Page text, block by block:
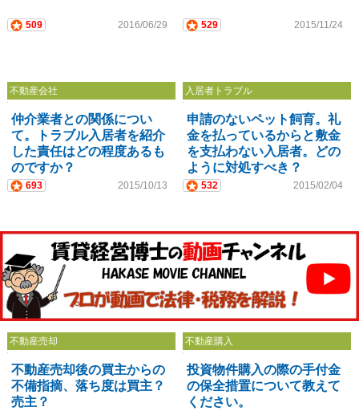
509 2016/06/29 529 2015/11/24
不動産会社
仲介業者との関係につい
て。トラブル入居者を紹介
した責任はどの程度あるも
のですか？
693 2015/10/13
入居者トラブル
申請のないペット飼育。礼
金を払っているからと敷金
を支払わない入居者。どの
ように対処すべき？
532 2015/02/04
不動産売却
不動産売却後の買主からの
不備指摘、落ち度は買主？
売主？
不動産購入
投資物件購入の際の手付金
の保全措置について教えて
ください。